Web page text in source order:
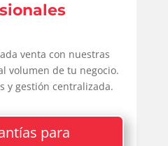
venta con nuestras
volumen de tu negocio.
y gestión centralizada.
para